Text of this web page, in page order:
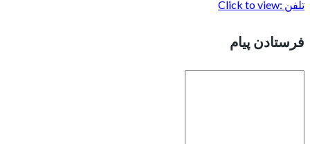
تلفن :Click to view
فرستادن پیام